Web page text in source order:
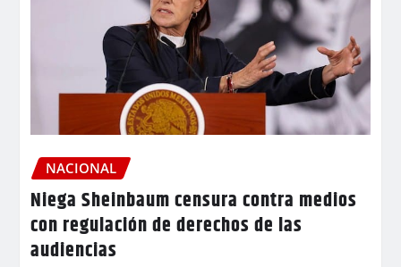
NACIONAL
Niega Sheinbaum censura contra medios
con regulación de derechos de las
audiencias